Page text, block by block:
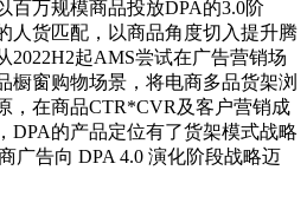
百万规模商品投放DPA的3.0阶
人货匹配，以商品角度切入提升腾
2022H2起AMS尝试在广告营销场
橱窗购物场景，将电商多品货架浏
，在商品CTR*CVR及客户营销成
DPA的产品定位有了货架模式战略
广告向 DPA 4.0 演化阶段战略迈